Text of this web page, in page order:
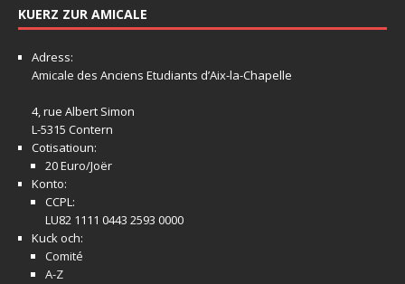
KUERZ ZUR AMICALE
Adress:
Amicale des Anciens Etudiants d’Aix-la-Chapelle
4, rue Albert Simon
L-5315 Contern
Cotisatioun:
20 Euro/Joër
Konto:
CCPL:
LU82 1111 0443 2593 0000
Kuck och:
Comité
A-Z